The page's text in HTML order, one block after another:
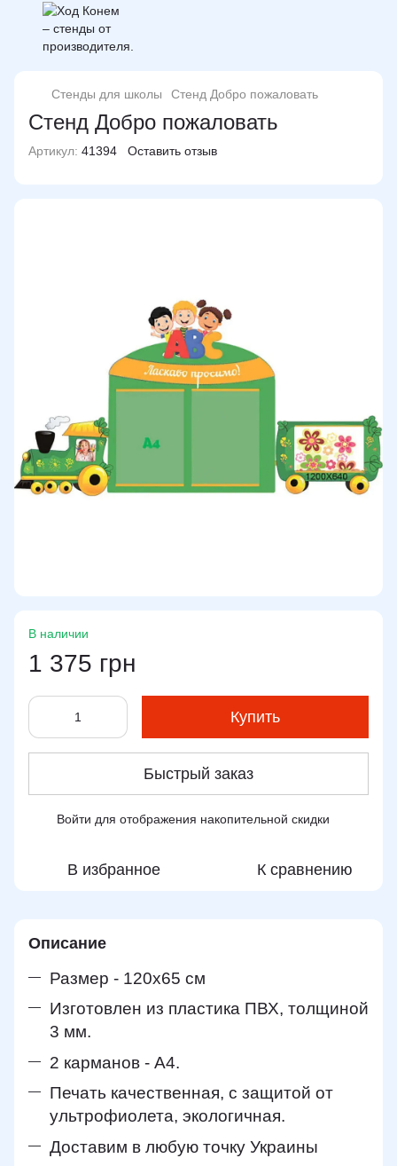
Стенды для школы Стенд Добро пожаловать
Стенд Добро пожаловать
Артикул: 41394 Оставить отзыв
В наличии
1 375 грн
Купить
Быстрый заказ
Войти для отображения накопительной скидки
В избранное К сравнению
Описание
Размер - 120х65 см
Изготовлен из пластика ПВХ, толщиной
3 мм.
2 карманов - А4.
Печать качественная, с защитой от
ультрофиолета, экологичная.
Доставим в любую точку Украины